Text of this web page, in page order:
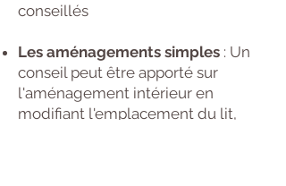
conseillés
Les aménagements simples : Un
conseil peut être apporté sur
l'aménagement intérieur en
modifiant l'emplacement du lit,